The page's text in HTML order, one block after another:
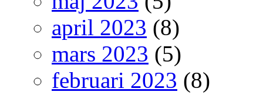
april 2023 (8)
mars 2023 (5)
februari 2023 (8)